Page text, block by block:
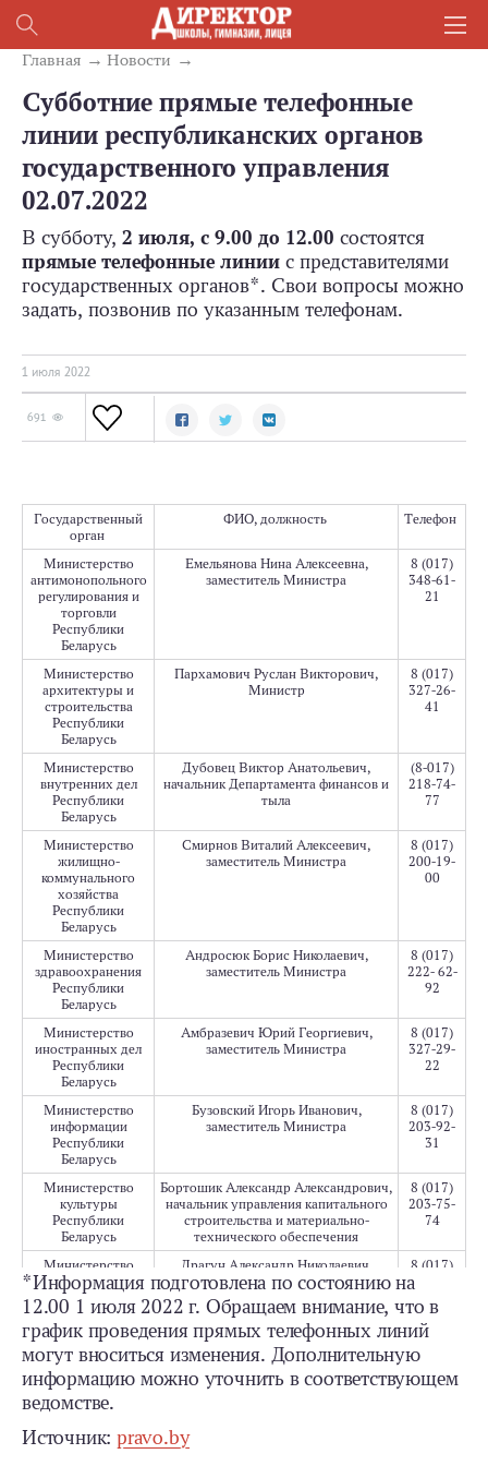
Главная Новости
Субботние прямые телефонные
линии республиканских органов
государственного управления
02.07.2022
В субботу, 2 июля, с 9.00 до 12.00 состоятся
прямые телефонные линии с представителями
государственных органов*. Свои вопросы можно
задать, позвонив по указанным телефонам.
1 июля 2022
691
Государственный
орган
ФИО, должность Телефон
Министерство
антимонопольного
регулирования и
торговли
Республики
Беларусь
Емельянова Нина Алексеевна,
заместитель Министра
8 (017)
348-61-
21
Министерство
архитектуры и
строительства
Республики
Беларусь
Пархамович Руслан Викторович,
Министр
8 (017)
327-26-
41
Министерство
внутренних дел
Республики
Беларусь
Дубовец Виктор Анатольевич,
начальник Департамента финансов и
тыла
(8-017)
218-74-
77
Министерство
жилищно-
коммунального
хозяйства
Республики
Беларусь
Смирнов Виталий Алексеевич,
заместитель Министра
8 (017)
200-19-
00
Министерство
здравоохранения
Республики
Беларусь
Андросюк Борис Николаевич,
заместитель Министра
8 (017)
222- 62-
92
Министерство
иностранных дел
Республики
Беларусь
Амбразевич Юрий Георгиевич,
заместитель Министра
8 (017)
327-29-
22
Министерство
информации
Республики
Беларусь
Бузовский Игорь Иванович,
заместитель Министра
8 (017)
203-92-
31
Министерство
культуры
Республики
Беларусь
Бортошик Александр Александрович,
начальник управления капитального
строительства и материально-
технического обеспечения
8 (017)
203-75-
74
Министерство
лесного хозяйства
Республики
Беларусь
Драгун Александр Николаевич
первый заместитель Министра
8 (017)
200-46-
Министерство
обороны
Республики
Беларусь
Симоненко Сергей Дмитриевич
заместитель Министра по
вооружению – начальник
вооружения Вооруженных Сил
8 (017)
297-10-
22
Министерство
Старовойтова Ирина Анатольевна
*Информация подготовлена по состоянию на
12.00 1 июля 2022 г. Обращаем внимание, что в
график проведения прямых телефонных линий
могут вноситься изменения. Дополнительную
информацию можно уточнить в соответствующем
ведомстве.
Источник:pravo.by